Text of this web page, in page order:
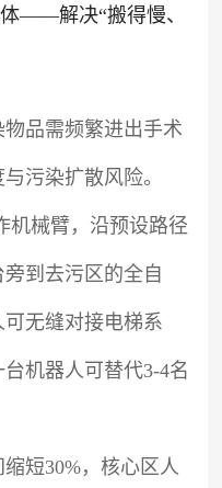
——解决“搬得慢、
物品需频繁进出手术
污染扩散风险。
机械臂，沿预设路径
到去污区的全自
无缝对接电梯系
机器人可替代3-4名
短30%，核心区人